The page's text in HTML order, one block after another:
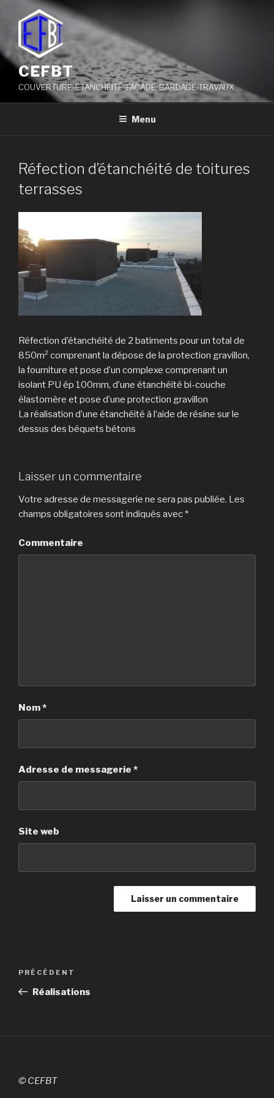
contenu
principal
CEFBT
COUVERTURE-ÉTANCHÉITÉ-FAÇADE-BARDAGE-TRAVAUX
Menu
Réfection d’étanchéité de toitures
terrasses
Réfection d’étanchéité de 2 batiments pour un total de
850m² comprenant la dépose de la protection gravillon,
la fourniture et pose d’un complexe comprenant un
isolant PU ép 100mm, d’une étanchéité bi-couche
élastomère et pose d’une protection gravillon
La réalisation d’une étanchéité à l’aide de résine sur le
dessus des béquets bétons
Laisser un commentaire
Votre adresse de messagerie ne sera pas publiée. Les
champs obligatoires sont indiqués avec *
Commentaire
Nom*
Adresse de messagerie *
Site web
Navigation
Article
précédent
PRÉCÉDENT
Réalisations
© CEFBT